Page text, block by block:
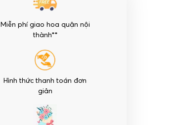
Miễn phí giao hoa quận nội
thành**
Hình thức thanh toán đơn
giản